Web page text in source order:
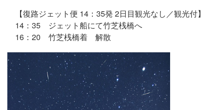
【復路ジェット便 14：35発 2日目観光なし／観光付】
14：35 ジェット船にて竹芝桟橋へ
16：20 竹芝桟橋着 解散